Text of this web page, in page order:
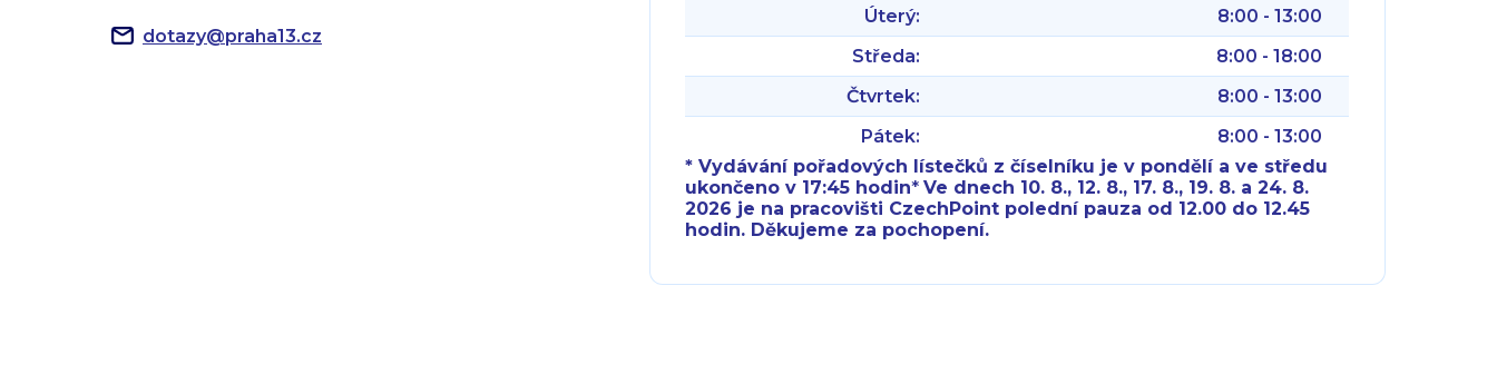
dotazy@praha13.cz
Úterý:
8:00 - 13:00
Středa:
8:00 - 18:00
Čtvrtek:
8:00 - 13:00
Pátek:
8:00 - 13:00
* Vydávání pořadových lístečků z číselníku je v pondělí a ve středu
ukončeno v 17:45 hodin*Ve dnech 10. 8., 12. 8., 17. 8., 19. 8. a 24. 8.
2026 je na pracovišti CzechPoint polední pauza od 12.00 do 12.45
hodin. Děkujeme za pochopení.